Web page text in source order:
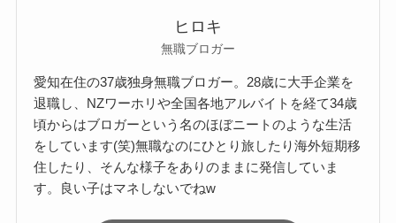
ヒロキ
無職ブロガー
愛知在住の37歳独身無職ブロガー。28歳に大手企業を
退職し、NZワーホリや全国各地アルバイトを経て34歳
頃からはブロガーという名のほぼニートのような生活
をしています(笑)無職なのにひとり旅したり海外短期移
住したり、そんな様子をありのままに発信していま
す。良い子はマネしないでねw